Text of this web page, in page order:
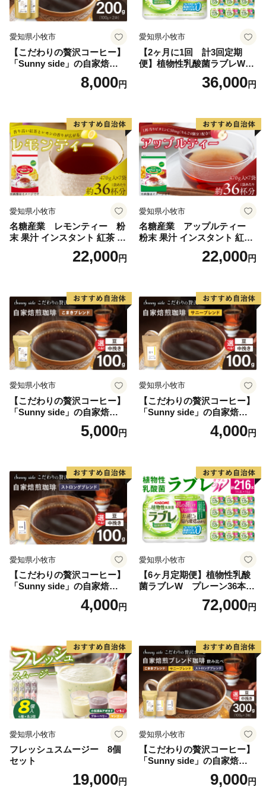
愛知県小牧市
【こだわりの贅沢コーヒー】
「Sunny side」の自家焙煎珈
琲こまきブレンド（200g）
8,000円
愛知県小牧市
【2ヶ月に1回 計3回定期
便】植物性乳酸菌ラブレW
プレーン36本（計108本）
36,000円
愛知県小牧市
名糖産業 レモンティー 粉
末 果汁 インスタント 紅茶 ビ
タミンC 袋 ロングセラー 粉
末飲料 粉末茶 簡単 手軽 ホッ
22,000円
愛知県小牧市
名糖産業 アップルティー
粉末 果汁 インスタント 紅茶
ティー ビタミンC 袋 ロング
セラー 粉末飲料 粉末茶 簡単
22,000円
愛知県小牧市
【こだわりの贅沢コーヒー】
「Sunny side」の自家焙煎珈
琲こまきブレンド（100g）
5,000円
愛知県小牧市
【こだわりの贅沢コーヒー】
「Sunny side」の自家焙煎珈
琲サニーブレンド（100g）
4,000円
愛知県小牧市
【こだわりの贅沢コーヒー】
「Sunny side」の自家焙煎珈
琲ストロングブレンド（100
4,000円
愛知県小牧市
【6ヶ月定期便】植物性乳酸
菌ラブレW プレーン36本
72,000円
愛知県小牧市
フレッシュスムージー 8個
セット
19,000円
愛知県小牧市
【こだわりの贅沢コーヒー】
「Sunny side」の自家焙煎珈
琲ブレンド珈琲飲み比べセッ
9,000円